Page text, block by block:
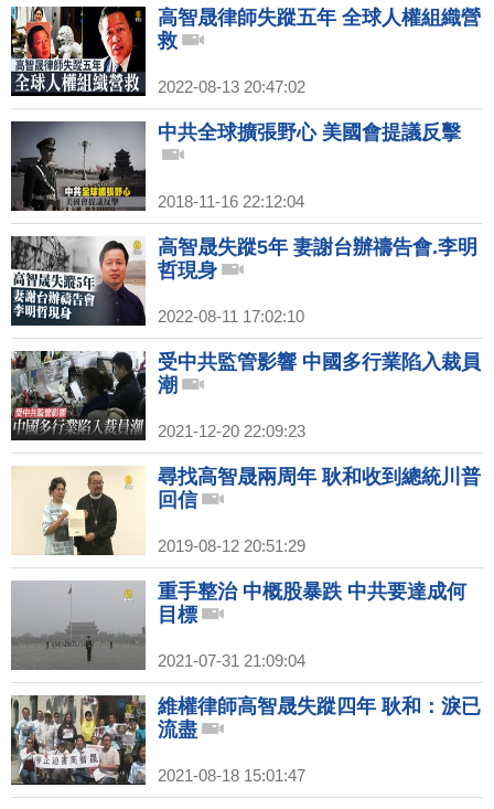
高智晟律師失蹤五年 全球人權組織營
救
2022-08-13 20:47:02
中共全球擴張野心 美國會提議反擊
2018-11-16 22:12:04
高智晟失蹤5年 妻謝台辦禱告會.李明
哲現身
2022-08-11 17:02:10
受中共監管影響 中國多行業陷入裁員
潮
2021-12-20 22:09:23
尋找高智晟兩周年 耿和收到總統川普
回信
2019-08-12 20:51:29
重手整治 中概股暴跌 中共要達成何
目標
2021-07-31 21:09:04
維權律師高智晟失蹤四年 耿和：淚已
流盡
2021-08-18 15:01:47